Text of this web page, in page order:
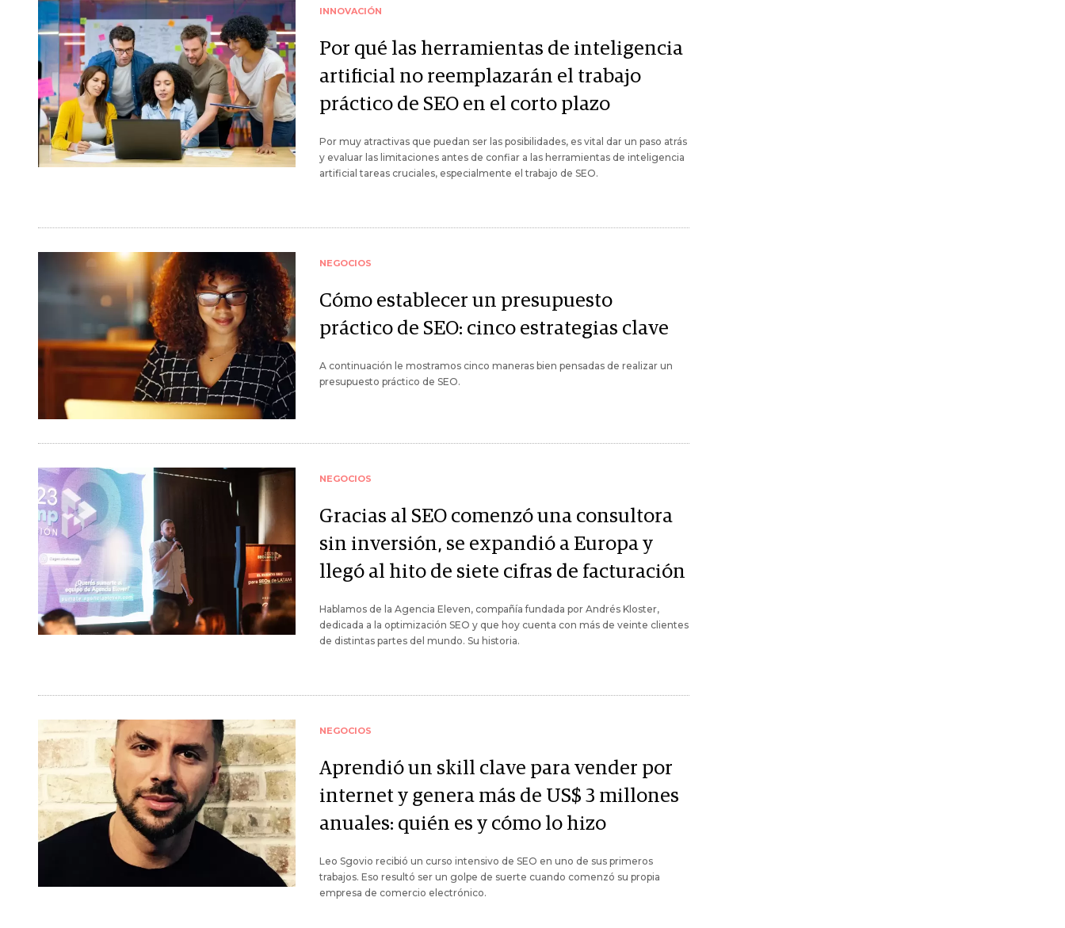
INNOVACIÓN
Por qué las herramientas de inteligencia
artificial no reemplazarán el trabajo
práctico de SEO en el corto plazo
Por muy atractivas que puedan ser las posibilidades, es vital dar un paso atrás
y evaluar las limitaciones antes de confiar a las herramientas de inteligencia
artificial tareas cruciales, especialmente el trabajo de SEO.
NEGOCIOS
Cómo establecer un presupuesto
práctico de SEO: cinco estrategias clave
A continuación le mostramos cinco maneras bien pensadas de realizar un
presupuesto práctico de SEO.
NEGOCIOS
Gracias al SEO comenzó una consultora
sin inversión, se expandió a Europa y
llegó al hito de siete cifras de facturación
Hablamos de la Agencia Eleven, compañía fundada por Andrés Kloster,
dedicada a la optimización SEO y que hoy cuenta con más de veinte clientes
de distintas partes del mundo. Su historia.
NEGOCIOS
Aprendió un skill clave para vender por
internet y genera más de US$ 3 millones
anuales: quién es y cómo lo hizo
Leo Sgovio recibió un curso intensivo de SEO en uno de sus primeros
trabajos. Eso resultó ser un golpe de suerte cuando comenzó su propia
empresa de comercio electrónico.